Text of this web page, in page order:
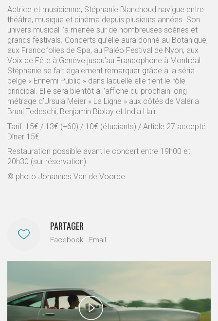
Actrice et musicienne, Stéphanie Blanchoud navigue entre
théâtre, musique et cinéma depuis plusieurs années. Son
univers musical l’a menée sur de nombreuses scènes et
grands festivals. Concerts qu’elle aura donné au Botanique,
aux Francofolies de Spa, au Paléo Festival de Nyon, aux
Voix de Fête à Genève jusqu’au Francophone à Montréal.
Stéphanie se fait également remarquer grâce à la série
belge « Ennemi Public » dans laquelle elle tient le rôle
principal. Elle sera bientôt à l’affiche du prochain long
métrage d’Ursula Meier « La Ligne » aux côtés de Valéria
Bruni Tedeschi, Benjamin Biolay et India Hair.
Tarif: 15€ / 13€ (+60) / 10€ (étudiants) / Article 27 accepté.
Dîner 15€.
Restauration possible avant le concert entre 19h00 et
20h30 (sur réservation).
© photo Johannes Van de Voorde
PARTAGER
Facebook Email
Play
Video